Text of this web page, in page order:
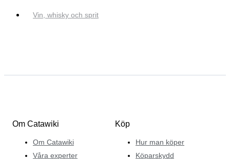
Vin, whisky och sprit
Om Catawiki
Om Catawiki
Våra experter
Köp
Hur man köper
Köparskydd